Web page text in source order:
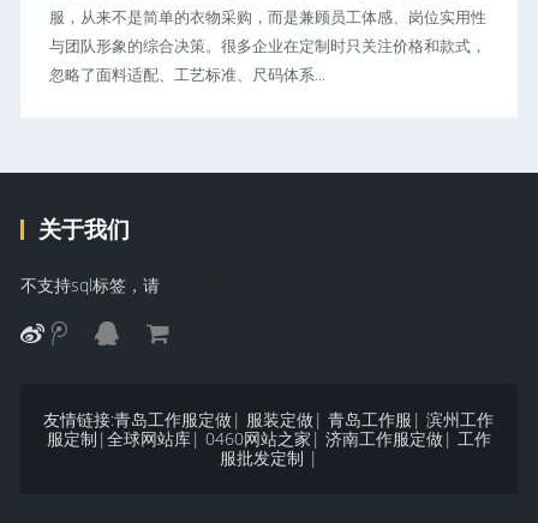
服，从来不是简单的衣物采购，而是兼顾员工体感、岗位实用性
与团队形象的综合决策。很多企业在定制时只关注价格和款式，
忽略了面料适配、工艺标准、尺码体系...
关于我们
不支持sql标签，请
友情链接:青岛工作服定做| 服装定做|青岛工作服 |滨州工作
服定制 | 全球网站库| 0460网站之家 | 济南工作服定做| 工作
服批发定制 |